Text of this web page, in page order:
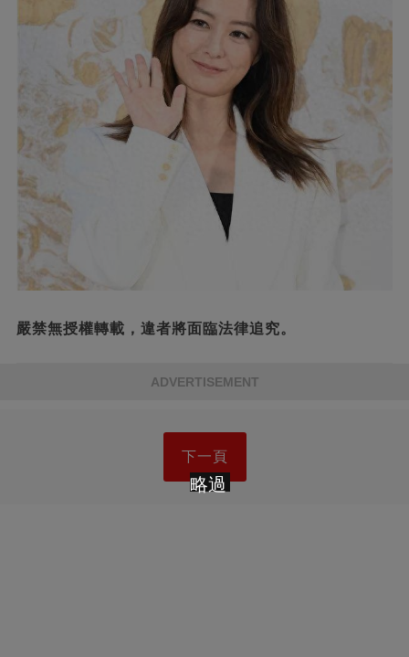
嚴禁無授權轉載，違者將面臨法律追究。
ADVERTISEMENT
下一頁
略過